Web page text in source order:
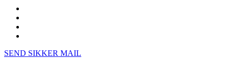
SEND SIKKER MAIL